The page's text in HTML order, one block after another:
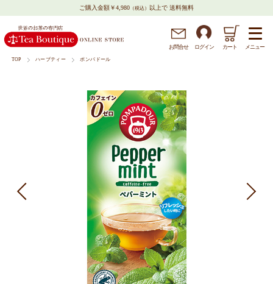
ご購入金額￥4,980 （税込） 以上で 送料無料
お問合せ ログイン カート メニュー
TOP ハーブティー ポンパドール